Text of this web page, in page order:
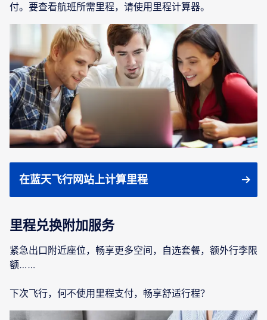
付。要查看航班所需里程，请使用里程计算器。
在蓝天飞行网站上计算里程
里程兑换附加服务
紧急出口附近座位，畅享更多空间，自选套餐，额外行李限
额……
下次飞行，何不使用里程支付，畅享舒适行程？